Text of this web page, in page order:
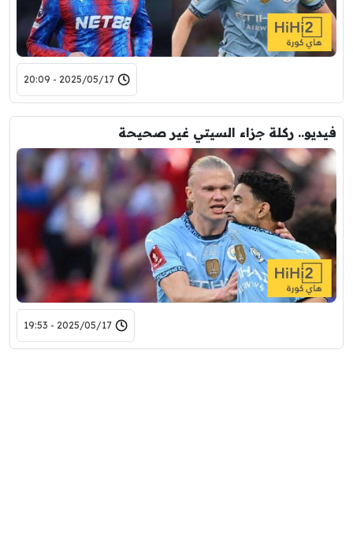
2025/05/17 - 20:09
فيديو.. ركلة جزاء السيتي غير صحيحة
2025/05/17 - 19:53